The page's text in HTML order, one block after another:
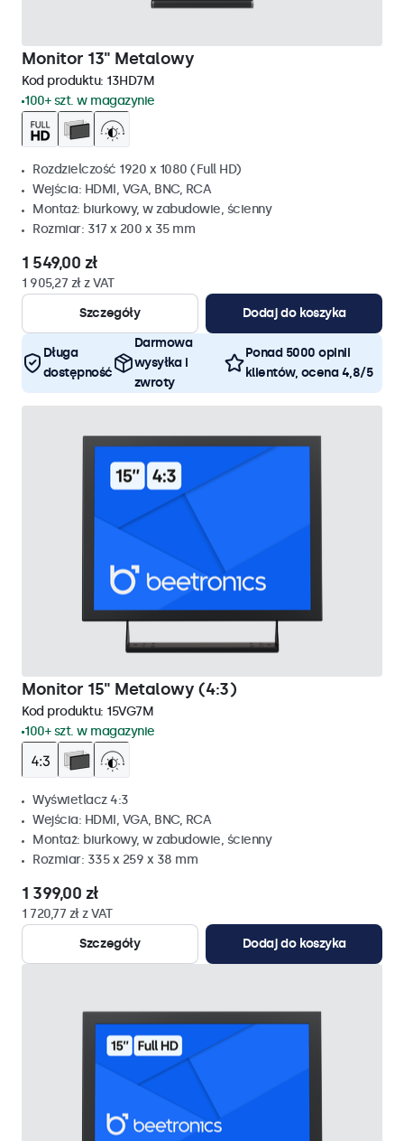
Monitor 13" Metalowy
Kod produktu: 13HD7M
100+ szt. w magazynie
Rozdzielczość 1920 x 1080 (Full HD)
Wejścia: HDMI, VGA, BNC, RCA
Montaż: biurkowy, w zabudowie, ścienny
Rozmiar: 317 x 200 x 35 mm
1 549,00 zł
1 905,27 zł z VAT
Szczegóły
Dodaj do koszyka
Długa
dostępność
Darmowa
wysyłka i
zwroty
Ponad 5000 opinii
klientów, ocena 4,8/5
Monitor 15" Metalowy (4:3)
Kod produktu: 15VG7M
100+ szt. w magazynie
Wyświetlacz 4:3
Wejścia: HDMI, VGA, BNC, RCA
Montaż: biurkowy, w zabudowie, ścienny
Rozmiar: 335 x 259 x 38 mm
1 399,00 zł
1 720,77 zł z VAT
Szczegóły
Dodaj do koszyka